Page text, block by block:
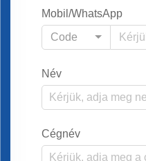
Mobil/WhatsApp
Code
Név
Cégnév